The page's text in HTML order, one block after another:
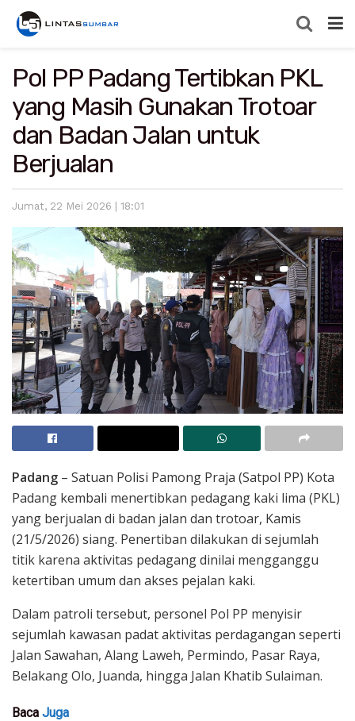
Pol PP Padang Tertibkan PKL
yang Masih Gunakan Trotoar
dan Badan Jalan untuk
Berjualan
Jumat, 22 Mei 2026 | 18:01
Padang – Satuan Polisi Pamong Praja (Satpol PP) Kota
Padang kembali menertibkan pedagang kaki lima (PKL)
yang berjualan di badan jalan dan trotoar, Kamis
(21/5/2026) siang. Penertiban dilakukan di sejumlah
titik karena aktivitas pedagang dinilai mengganggu
ketertiban umum dan akses pejalan kaki.
Dalam patroli tersebut, personel Pol PP menyisir
sejumlah kawasan padat aktivitas perdagangan seperti
Jalan Sawahan, Alang Laweh, Permindo, Pasar Raya,
Belakang Olo, Juanda, hingga Jalan Khatib Sulaiman.
Baca Juga